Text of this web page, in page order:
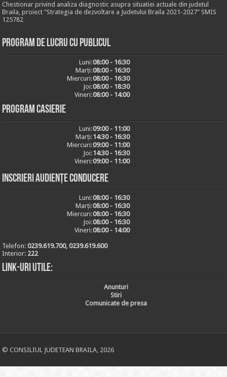
Chestionar privind analiza diagnostic asupra situatiei actuale din judetul
Braila, proiect "Strategia de dezvoltare a Judetului Braila 2021-2027" SMIS
125782
Program de lucru cu publicul
Luni:08:00 - 16:30
Marți:08:00 - 16:30
Miercuri:08:00 - 16:30
Joi:08:00 - 18:30
Vineri:08:00 - 14:00
Program casierie
Luni:09:00 - 11:00
Marți:14:30 - 16:30
Miercuri:09:00 - 11:00
Joi:14:30 - 16:30
Vineri:09:00 - 11:00
Inscrieri audiențe conducere
Luni:08:00 - 16:30
Marți:08:00 - 16:30
Miercuri:08:00 - 16:30
Joi:08:00 - 16:30
Vineri:08:00 - 14:00
Telefon:0239.619.700, 0239.619.600
Interior: 222
Link-uri utile:
Anunturi
Stiri
Comunicate de presa
© CONSILIUL JUDETEAN BRAILA, 2026